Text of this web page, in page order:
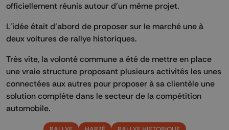
officiellement réunis autour d’un même projet.
L’idée était d’abord de proposer sur le marché une à
deux voitures de rallye historiques.
Très vite, la volonté commune a été de mettre en place
une vraie structure proposant plusieurs activités les unes
connectées aux autres pour proposer à sa clientèle une
solution complète dans le secteur de la compétition
automobile.